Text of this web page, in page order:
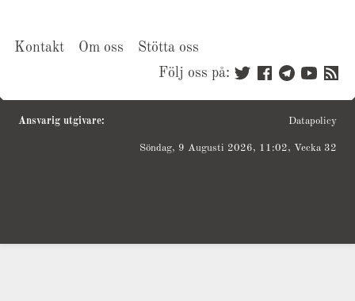
Kontakt Om oss
Stötta oss
Följ oss på:
Ansvarig utgivare: Datapolicy
Söndag, 9 Augusti 2026, 11:02, Vecka 32